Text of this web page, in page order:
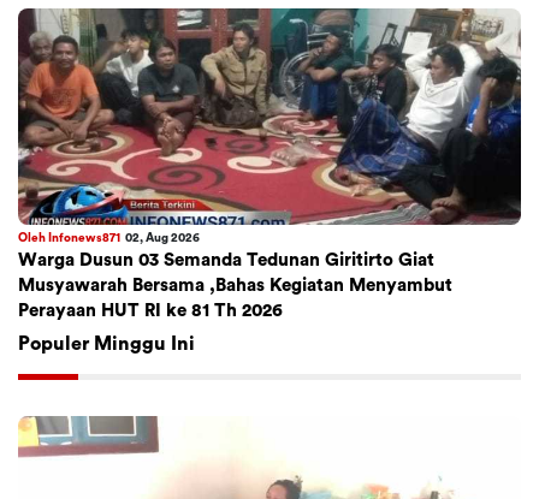
Oleh Infonews871 02, Aug 2026
Warga Dusun 03 Semanda Tedunan Giritirto Giat
Musyawarah Bersama ,Bahas Kegiatan Menyambut
Perayaan HUT RI ke 81 Th 2026
Populer Minggu Ini